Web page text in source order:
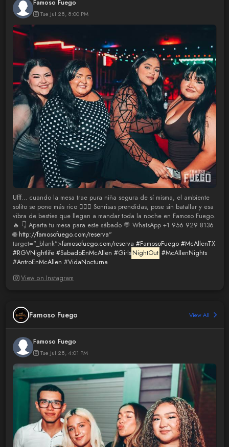
Famoso Fuego
Tue Jul 28, 8:00 PM
Ufff… cuando la mesa trae pura niña segura de sí misma, el ambiente
solito se pone más rico 😮‍💨✨ Sonrisas prendidas, pose sin batallar y esa
vibra de besties que llegan a mandar toda la noche en Famoso Fuego.
🔥 👇 Aparta tu mesa para este sábado 💬 WhatsApp +1 956 929 8136
🌐 http://famosofuego.com/reserva"
target="_blank">famosofuego.com/reserva #FamosoFuego #McAllenTX
#RGVNightlife #SabadoEnMcAllen #GirlsNightOut #McAllenNights
#AntroEnMcAllen #VidaNocturna
View on Instagram
Famoso Fuego View All
Famoso Fuego
Tue Jul 28, 4:01 PM